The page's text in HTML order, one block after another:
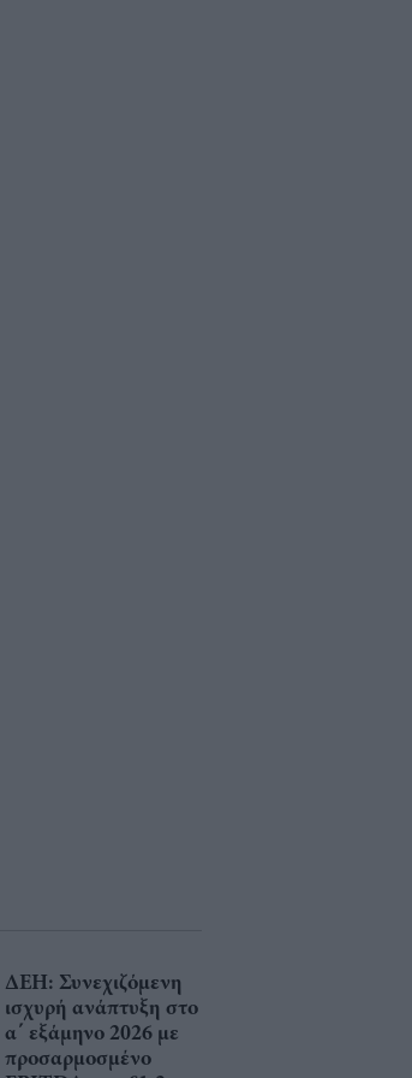
ΔΕΗ: Συνεχιζόμενη
ισχυρή ανάπτυξη στο
α΄ εξάμηνο 2026 με
προσαρμοσμένο